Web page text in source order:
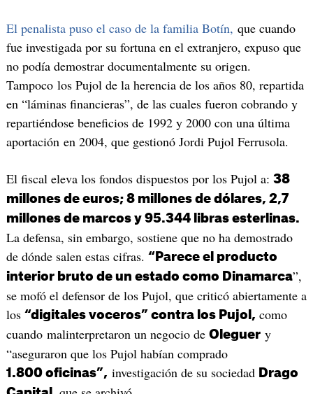
El penalista puso el caso de la familia Botín, que cuando
fue investigada por su fortuna en el extranjero, expuso que
no podía demostrar documentalmente su origen.
Tampoco los Pujol de la herencia de los años 80, repartida
en “láminas financieras”, de las cuales fueron cobrando y
repartiéndose beneficios de 1992 y 2000 con una última
aportación en 2004, que gestionó Jordi Pujol Ferrusola.
El fiscal eleva los fondos dispuestos por los Pujol a: 38
millones de euros; 8 millones de dólares, 2,7
millones de marcos y 95.344 libras esterlinas.
La defensa, sin embargo, sostiene que no ha demostrado
de dónde salen estas cifras. “Parece el producto
interior bruto de un estado como Dinamarca”,
se mofó el defensor de los Pujol, que criticó abiertamente a
los “digitales voceros” contra los Pujol, como
cuando malinterpretaron un negocio de Oleguery
“aseguraron que los Pujol habían comprado
1.800 oficinas”, investigación de su sociedad Drago